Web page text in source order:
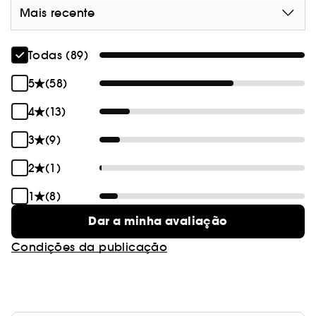
Mais recente
Todas (89)
5
(58)
4
(13)
3
(9)
2
(1)
1
(8)
Dar a minha avaliação
Condições da publicação